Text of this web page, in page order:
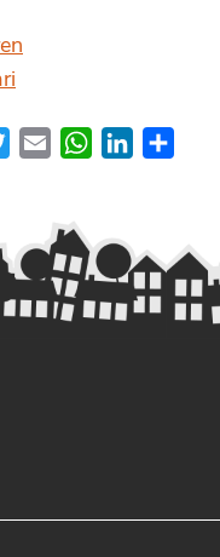
TwitterEmail WhatsApp
LinkedIn